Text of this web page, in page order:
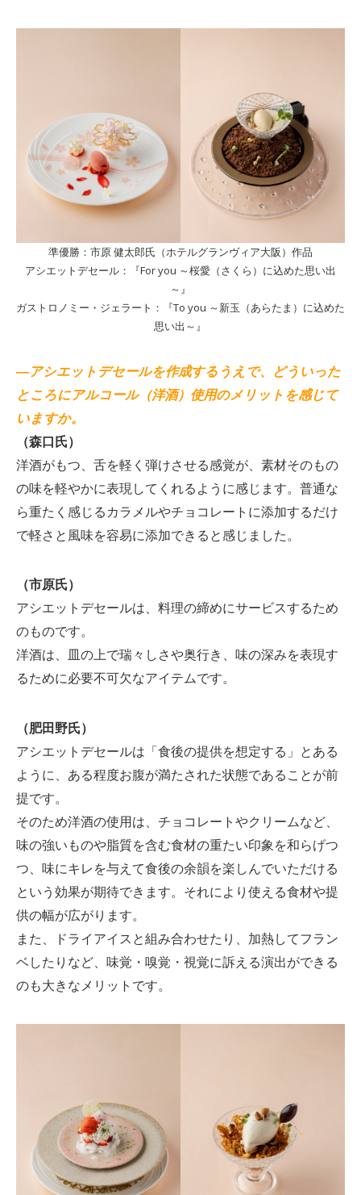
準優勝：市原 健太郎氏（ホテルグランヴィア大阪）作品
アシエットデセール：『For you ～桜愛（さくら）に込めた思い出
～』
ガストロノミー・ジェラート：『To you ～新玉（あらたま）に込めた
思い出～』
―アシエットデセールを作成するうえで、どういった
ところにアルコール（洋酒）使用のメリットを感じて
いますか。
（森口氏）
洋酒がもつ、舌を軽く弾けさせる感覚が、素材そのもの
の味を軽やかに表現してくれるように感じます。普通な
ら重たく感じるカラメルやチョコレートに添加するだけ
で軽さと風味を容易に添加できると感じました。
（市原氏）
アシエットデセールは、料理の締めにサービスするため
のものです。
洋酒は、皿の上で瑞々しさや奥行き、味の深みを表現す
るために必要不可欠なアイテムです。
（肥田野氏）
アシエットデセールは「食後の提供を想定する」とある
ように、ある程度お腹が満たされた状態であることが前
提です。
そのため洋酒の使用は、チョコレートやクリームなど、
味の強いものや脂質を含む食材の重たい印象を和らげつ
つ、味にキレを与えて食後の余韻を楽しんでいただける
という効果が期待できます。それにより使える食材や提
供の幅が広がります。
また、ドライアイスと組み合わせたり、加熱してフラン
ベしたりなど、味覚・嗅覚・視覚に訴える演出ができる
のも大きなメリットです。